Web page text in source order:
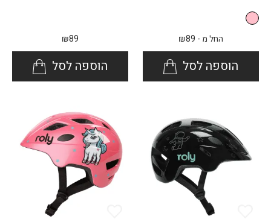
החל מ - ₪89
הוספה לסל
₪89
הוספה לסל